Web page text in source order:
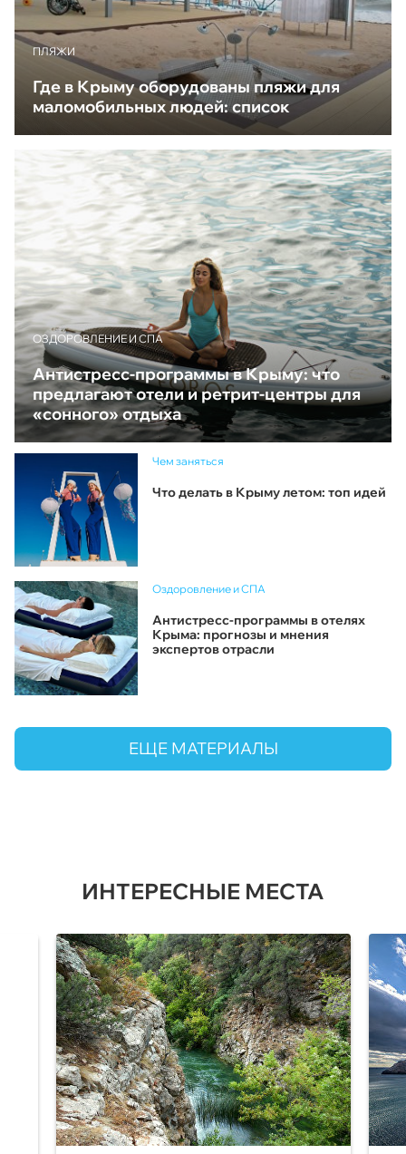
ПЛЯЖИ
Где в Крыму оборудованы пляжи для
маломобильных людей: список
ОЗДОРОВЛЕНИЕ И СПА
Антистресс-программы в Крыму: что
предлагают отели и ретрит-центры для
«сонного» отдыха
Чем заняться
Что делать в Крыму летом: топ идей
Оздоровление и СПА
Антистресс-программы в отелях
Крыма: прогнозы и мнения
экспертов отрасли
ЕЩЕ МАТЕРИАЛЫ
ИНТЕРЕСНЫЕ МЕСТА